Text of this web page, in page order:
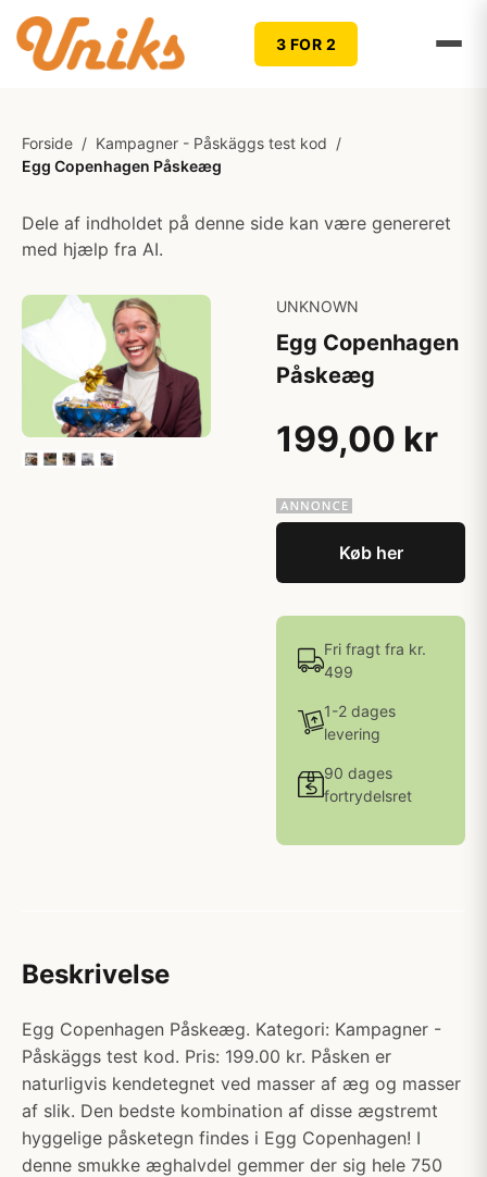
3 FOR 2
Forside / Kampagner - Påskäggs test kod /
Egg Copenhagen Påskeæg
Dele af indholdet på denne side kan være genereret
med hjælp fra AI.
UNKNOWN
Egg Copenhagen
Påskeæg
199,00 kr
Køb her
Fri fragt fra kr.
499
1-2 dages
levering
90 dages
fortrydelsret
Beskrivelse
Egg Copenhagen Påskeæg. Kategori: Kampagner -
Påskäggs test kod. Pris: 199.00 kr. Påsken er
naturligvis kendetegnet ved masser af æg og masser
af slik. Den bedste kombination af disse ægstremt
hyggelige påsketegn findes i Egg Copenhagen! I
denne smukke æghalvdel gemmer der sig hele 750